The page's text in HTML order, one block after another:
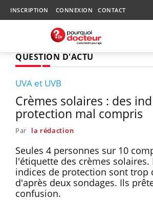
INSCRIPTION CONNEXION CONTACT
QUESTION D'ACTU
UVA et UVB
Crèmes solaires : des
protection mal compris
Par la rédaction
Seules 4 personnes sur 10
l'étiquette des crèmes solaires.
indices de protection sont trop
d'après deux sondages. Ils
confusion.